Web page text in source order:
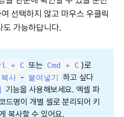
선택하지 않고 마우스 우클릭
도 가능하답니다.
+ C 또는 Cmd + C )로
복사 - 붙여넣기 하고 싶다
기능을 사용해보세요. 엑셀 파
드명이 개별 셀로 분리되어 키
복사할 수 있어요.